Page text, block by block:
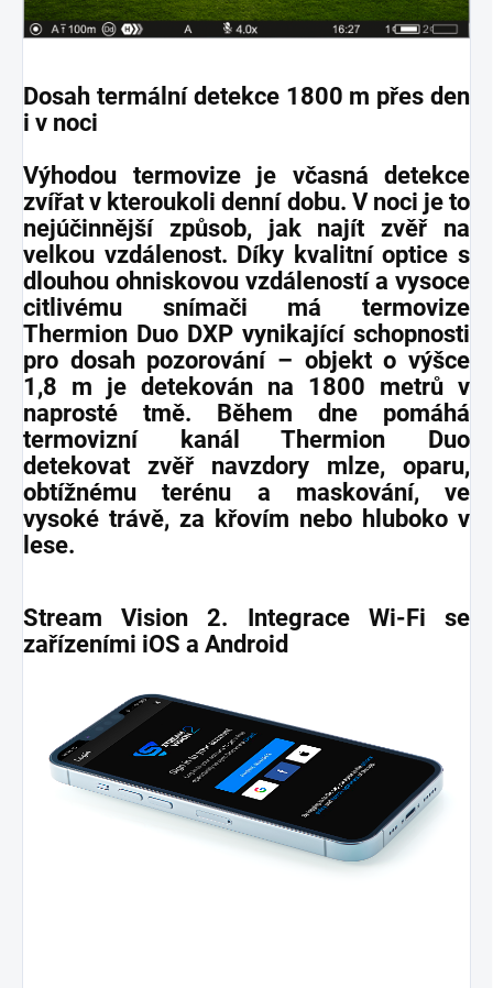
Dosah termální detekce 1800 m přes den
i v noci
Výhodou termovize je včasná detekce
zvířat v kteroukoli denní dobu. V noci je to
nejúčinnější způsob, jak najít zvěř na
velkou vzdálenost. Díky kvalitní optice s
dlouhou ohniskovou vzdáleností a vysoce
citlivému snímači má termovize
Thermion Duo DXP vynikající schopnosti
pro dosah pozorování – objekt o výšce
1,8 m je detekován na 1800 metrů v
naprosté tmě. Během dne pomáhá
termovizní kanál Thermion Duo
detekovat zvěř navzdory mlze, oparu,
obtížnému terénu a maskování, ve
vysoké trávě, za křovím nebo hluboko v
lese.
Stream Vision 2. Integrace Wi-Fi se
zařízeními iOS a Android